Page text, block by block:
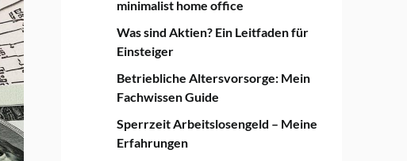
minimalist home office
Was sind Aktien? Ein Leitfaden für
Einsteiger
Betriebliche Altersvorsorge: Mein
Fachwissen Guide
Sperrzeit Arbeitslosengeld – Meine
Erfahrungen